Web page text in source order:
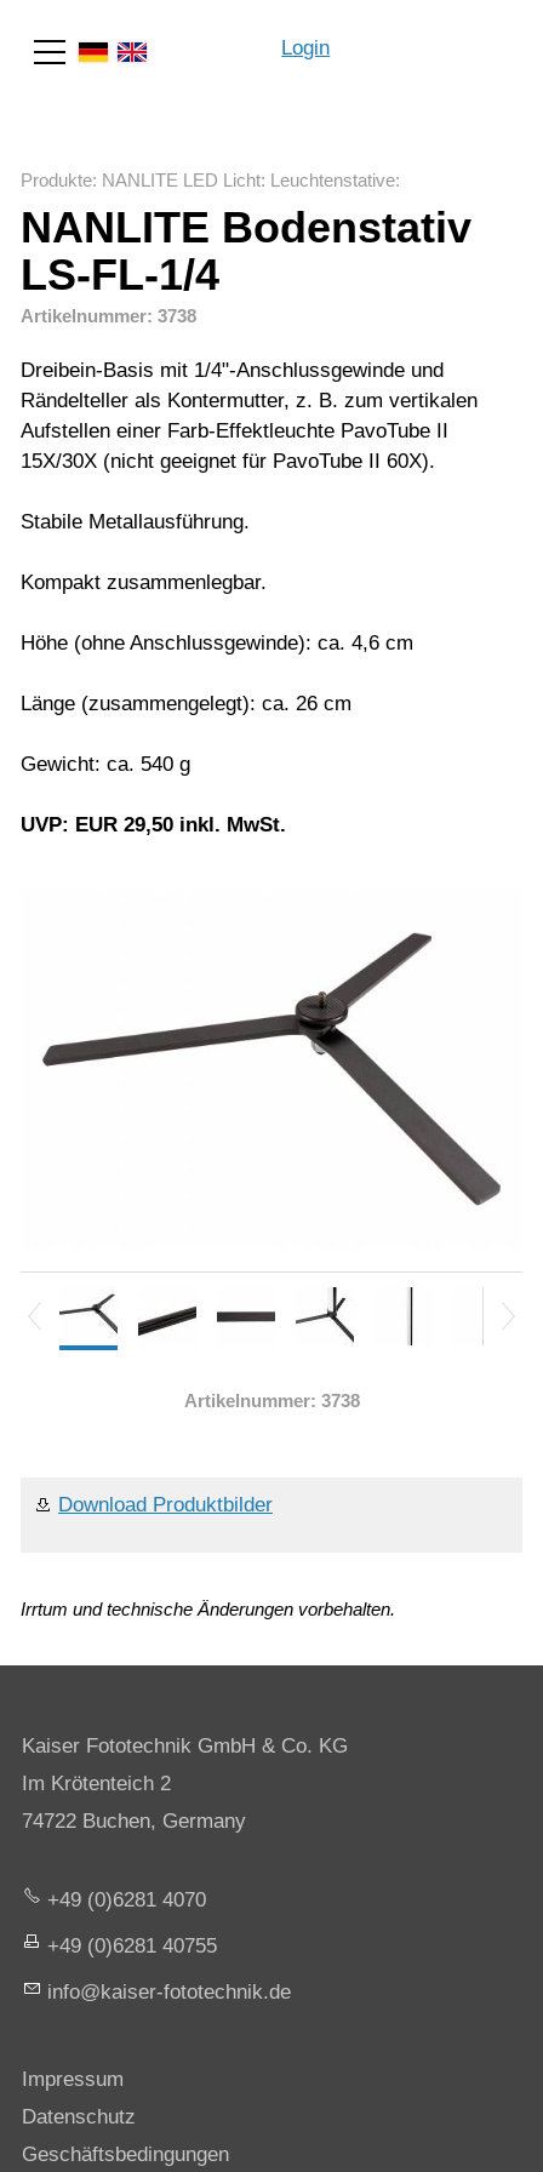
Login
Produkte: NANLITE LED Licht: Leuchtenstative:
NANLITE Bodenstativ
LS-FL-1/4
Artikelnummer: 3738
Dreibein-Basis mit 1/4"-Anschlussgewinde und
Rändelteller als Kontermutter, z. B. zum vertikalen
Aufstellen einer Farb-Effektleuchte PavoTube II
15X/30X (nicht geeignet für PavoTube II 60X).
Stabile Metallausführung.
Kompakt zusammenlegbar.
Höhe (ohne Anschlussgewinde): ca. 4,6 cm
Länge (zusammengelegt): ca. 26 cm
Gewicht: ca. 540 g
UVP: EUR 29,50 inkl. MwSt.
Artikelnummer: 3738
Download Produktbilder
Irrtum und technische Änderungen vorbehalten.
Kaiser Fototechnik GmbH & Co. KG
Im Krötenteich 2
74722 Buchen, Germany
+49 (0)6281 4070
+49 (0)6281 40755
nf
k s r-f t t chn k d
Impressum
Datenschutz
Geschäftsbedingungen